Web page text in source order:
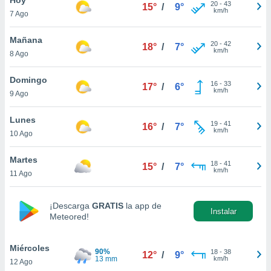
y
en
más
de
cookies
aceptar
7 Ago
15° / 9° 20- 43
km/h
Mañana
8 Ago
18° / 7° 20- 42
km/h
Domingo
9 Ago
17° / 6° 16- 33
km/h
Lunes
10 Ago
16° / 7° 19- 41
km/h
Martes
11 Ago
15° / 7° 18- 41
km/h
¡Descarga GRATIS la app de
Meteored!
Instalar
Miércoles
12 Ago
90%
13 mm
12° / 9° 18- 38
km/h